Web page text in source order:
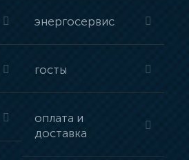
энергосервис
госты
оплата и
доставка